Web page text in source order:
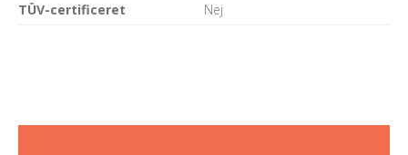
TÜV-certificeret
Nej